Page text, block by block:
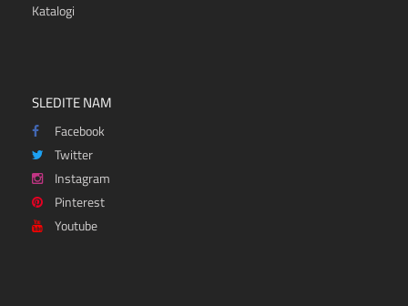
Katalogi
SLEDITE NAM
Facebook
Twitter
Instagram
Pinterest
Youtube